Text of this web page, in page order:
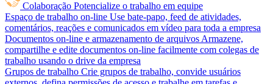
Colaboração Potencialize o trabalho em equipe
Espaço de trabalho on-line Use bate-papo, feed de atividades,
comentários, reações e comunicados em vídeo para toda a empresa
Documentos on-line e armazenamento de arquivos Armazene,
compartilhe e edite documentos on-line facilmente com colegas de
trabalho usando o drive da empresa
Grupos de trabalho Crie grupos de trabalho, convide usuários